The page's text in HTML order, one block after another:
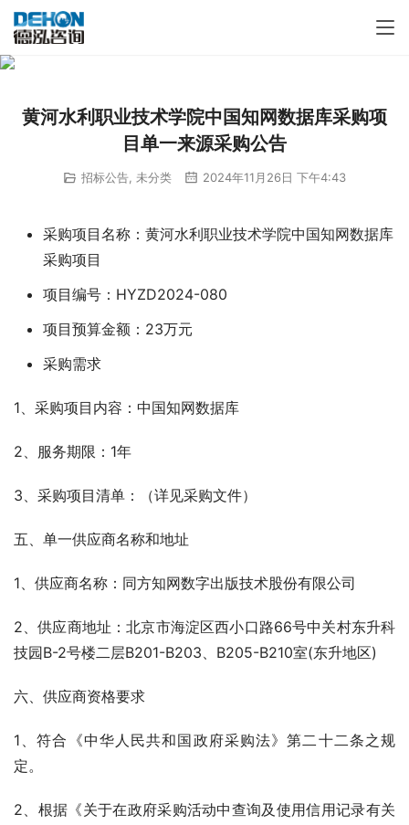
黄河水利职业技术学院中国知网数据库采购项
目单一来源采购公告
招标公告 未分类 2024年11月26日 下午4:43
采购项目名称：黄河水利职业技术学院中国知网数据库
采购项目
项目编号：HYZD2024-080
项目预算金额：23万元
采购需求
1、采购项目内容：中国知网数据库
2、服务期限：1年
3、采购项目清单：（详见采购文件）
五、单一供应商名称和地址
1、供应商名称：同方知网数字出版技术股份有限公司
2、供应商地址：北京市海淀区西小口路66号中关村东升科
技园B-2号楼二层B201-B203、B205-B210室(东升地区)
六、供应商资格要求
1、符合《中华人民共和国政府采购法》第二十二条之规
定。
2、根据《关于在政府采购活动中查询及使用信用记录有关